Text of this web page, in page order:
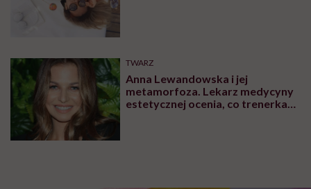
TWARZ
Anna Lewandowska i jej
metamorfoza. Lekarz medycyny
estetycznej ocenia, co trenerka